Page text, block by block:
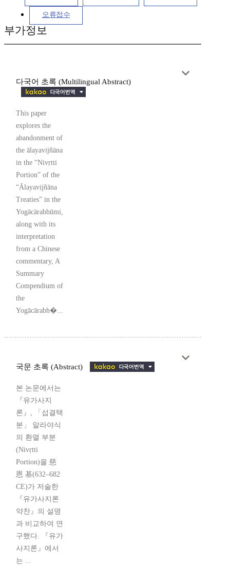
오류접수
부가정보
다국어 초록 (Multilingual Abstract)
This paper
explores the
abandonment of
the ālayavijñāna
in the “Nivṛtti
Portion” of the
“Ālayavijñāna
Treaties” in the
Yogācārabhūmi,
along with its
interpretation
from a Chinese
commentary, A
Summary
Compendium of
the
Yogācārabh�...
국문 초록 (Abstract)
본 논문에서는
『유가사지
론』, 「섭결택
분」 알라야식
의 환멸 부분
(Nivṛtti
Portion)을 慈
恩 基(632–682
CE)가 저술한
『유가사지론
약찬』의 설명
과 비교하여 연
구했다. 『유가
사지론』에서
는 ...